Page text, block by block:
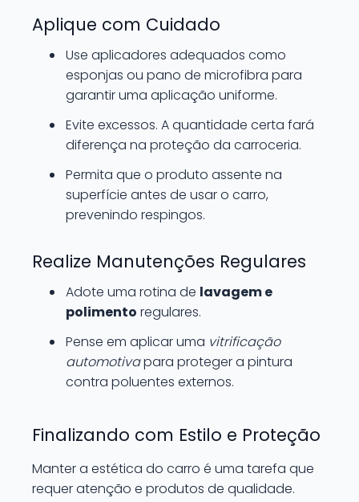
Aplique com Cuidado
Use aplicadores adequados como
esponjas ou pano de microfibra para
garantir uma aplicação uniforme.
Evite excessos. A quantidade certa fará
diferença na proteção da carroceria.
Permita que o produto assente na
superfície antes de usar o carro,
prevenindo respingos.
Realize Manutenções Regulares
Adote uma rotina de lavagem e
polimento regulares.
Pense em aplicar uma vitrificação
automotivapara proteger a pintura
contra poluentes externos.
Finalizando com Estilo e Proteção
Manter a estética do carro é uma tarefa que
requer atenção e produtos de qualidade.